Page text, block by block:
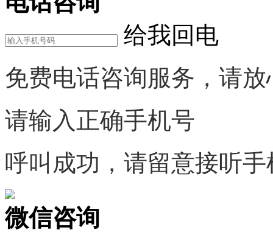
给我回电
免费电话咨询服务，请放
请输入正确手机号
呼叫成功，请留意接听手
微信咨询